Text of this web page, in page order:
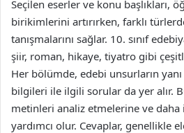
Seçilen eserler ve konu başlıkları,
birikimlerini artırırken, farklı
tanışmalarını sağlar. 10. sınıf
şiir, roman, hikaye, tiyatro gibi
Her bölümde, edebi unsurların yanı
bilgileri ile ilgili sorular da yer alır.
metinleri analiz etmelerine ve daha
yardımcı olur. Cevaplar, genellikle